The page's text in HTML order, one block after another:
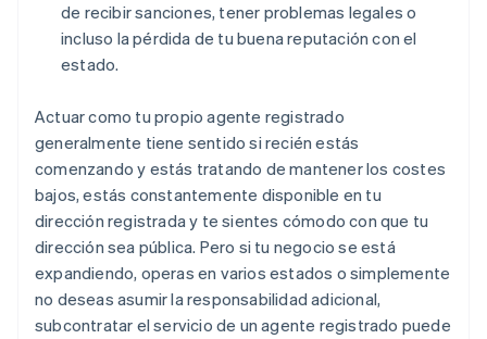
de recibir sanciones, tener problemas legales o
incluso la pérdida de tu buena reputación con el
estado.
Actuar como tu propio agente registrado
generalmente tiene sentido si recién estás
comenzando y estás tratando de mantener los costes
bajos, estás constantemente disponible en tu
dirección registrada y te sientes cómodo con que tu
dirección sea pública. Pero si tu negocio se está
expandiendo, operas en varios estados o simplemente
no deseas asumir la responsabilidad adicional,
subcontratar el servicio de un agente registrado puede